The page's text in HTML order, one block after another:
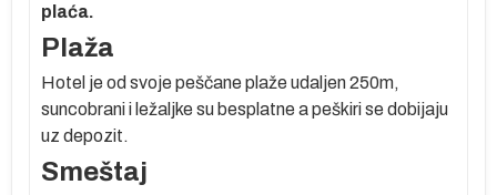
plaća.
Plaža
Hotel je od svoje peščane plaže udaljen 250m,
suncobrani i ležaljke su besplatne a peškiri se dobijaju
uz depozit.
Smeštaj